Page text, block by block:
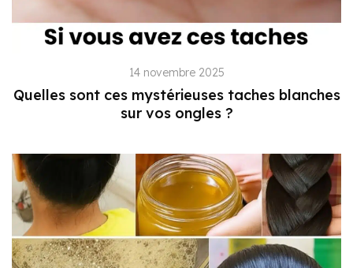
14 novembre 2025
Quelles sont ces mystérieuses taches blanches
sur vos ongles ?